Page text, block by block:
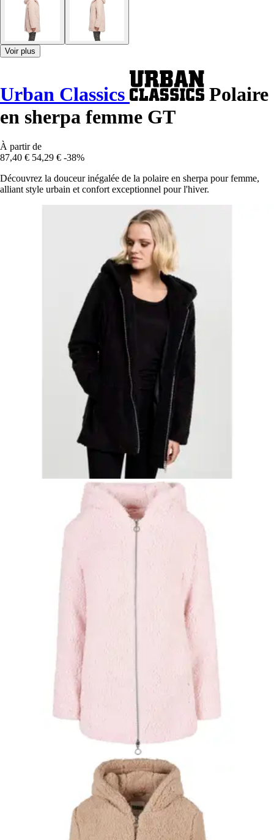
Voir plus
Urban Classics
Polaire
en sherpa femme GT
À partir de
87,40 € 54,29 € -38%
Découvrez la douceur inégalée de la polaire en sherpa pour femme,
alliant style urbain et confort exceptionnel pour l'hiver.